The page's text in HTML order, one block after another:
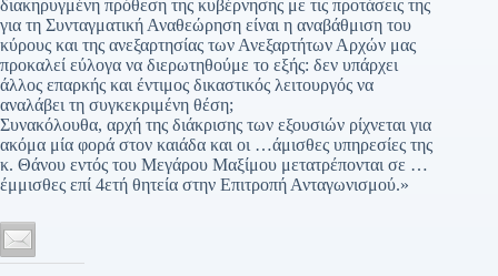
διακηρυγμένη πρόθεση της κυβέρνησης με τις προτάσεις της
για τη Συνταγματική Αναθεώρηση είναι η αναβάθμιση του
κύρους και της ανεξαρτησίας των Ανεξαρτήτων Αρχών μας
προκαλεί εύλογα να διερωτηθούμε το εξής: δεν υπάρχει
άλλος επαρκής και έντιμος δικαστικός λειτουργός να
αναλάβει τη συγκεκριμένη θέση;
Συνακόλουθα, αρχή της διάκρισης των εξουσιών ρίχνεται για
ακόμα μία φορά στον καιάδα και οι …άμισθες υπηρεσίες της
κ. Θάνου εντός του Μεγάρου Μαξίμου μετατρέπονται σε …
έμμισθες επί 4ετή θητεία στην Επιτροπή Ανταγωνισμού.»